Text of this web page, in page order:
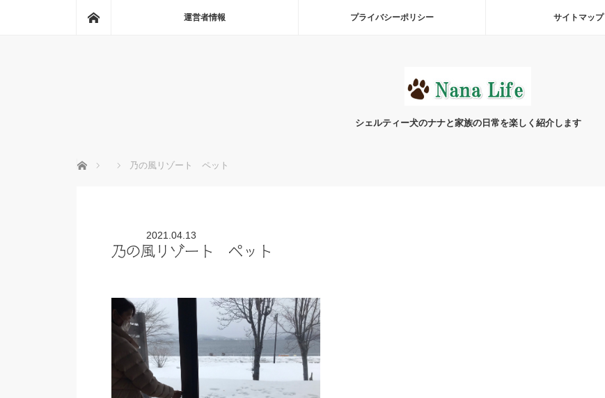
運営者情報 プライバシーポリシー サイトマップ
シェルティー犬のナナと家族の日常を楽しく紹介します
ホーム 乃の風リゾート ペット
2021.04.13
乃の風リゾート ペット